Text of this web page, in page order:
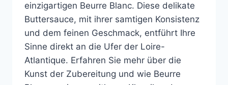
einzigartigen Beurre Blanc. Diese delikate
Buttersauce, mit ihrer samtigen Konsistenz
und dem feinen Geschmack, entführt Ihre
Sinne direkt an die Ufer der Loire-
Atlantique. Erfahren Sie mehr über die
Kunst der Zubereitung und wie Beurre